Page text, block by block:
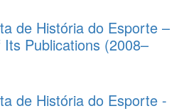
de História do Esporte –
Publications (2008–
de História do Esporte -